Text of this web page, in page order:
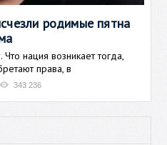
родимые пятна
нация возникает тогда,
права, в
343 236